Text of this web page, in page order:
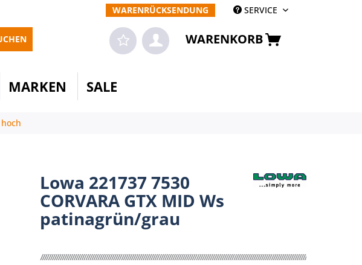
WARENRÜCKSENDUNG SERVICE
WARENKORB
MARKEN SALE
Lowa 221737 7530
CORVARA GTX MID Ws
patinagrün/grau